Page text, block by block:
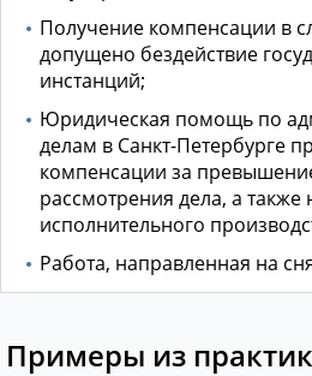
Получение компенсации в
допущено бездействие
инстанций;
Юридическая помощь по
делам в Санкт-Петербурге
компенсации за
рассмотрения дела, а
исполнительного
Работа, направленная на
Примеры из